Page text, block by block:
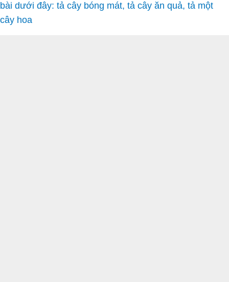
bài dưới đây: tả cây bóng mát, tả cây ăn quả, tả một
cây hoa